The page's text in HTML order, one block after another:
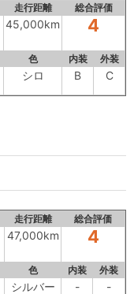
走行距離 総合評価
45,000km 4
色 内装 外装
シロ B C
走行距離 総合評価
47,000km 4
色 内装 外装
シルバー - -